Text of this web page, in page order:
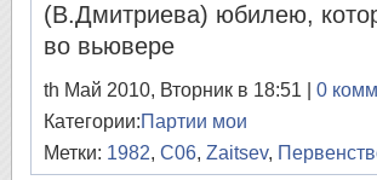
(В.Дмитриева) юбилею,
во вьювере
th Май 2010, Вторник в 18:51 | 0
Категории:Партии мои
Метки: 1982, C06, Zaitsev,